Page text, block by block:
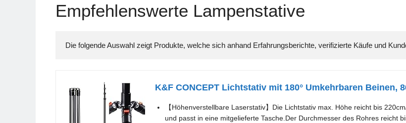
Empfehlenswerte Lampenstative
K&F CONCEPT Lichtstativ mit 180° Umkehrbaren Beinen,
【Höhenverstellbare Laserstativ】Die Lichtstativ max. Höhe reicht bis
und passt in eine mitgelieferte Tasche.Der Durchmesser des Rohres reicht